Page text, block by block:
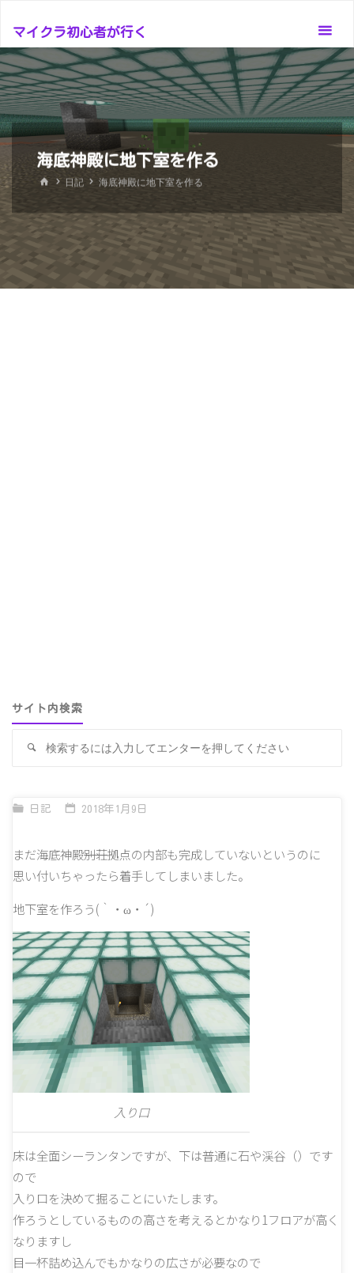
テ
ン
ツ
へ
ス
キ
ッ
プ
マイクラ初心者が行く
海底神殿に地下室を作る
ホ 日記 海底神殿に地下室を作る
サイト内検索
検
日記 2018年1月9日
まだ海底神殿別荘拠点の内部も完成していないというのに
思い付いちゃったら着手してしまいました。
地下室を作ろう(｀・ω・´)
入り口
床は全面シーランタンですが、下は普通に石や渓谷（）です
ので
入り口を決めて掘ることにいたします。
作ろうとしているものの高さを考えるとかなり1フロアが高く
なりますし
目一杯詰め込んでもかなりの広さが必要なので